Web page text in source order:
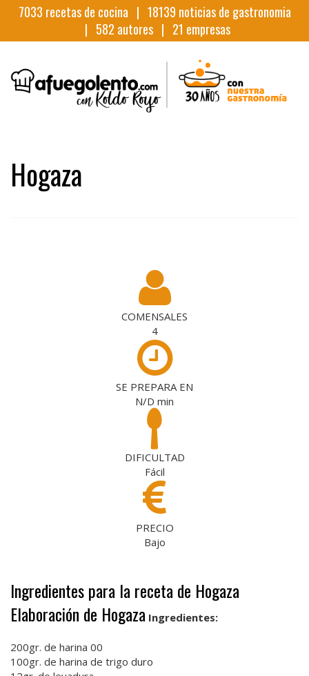
7033 recetas de cocina | 18139 noticias de gastronomia
| 582 autores | 21 empresas
Hogaza
COMENSALES
4
SE PREPARA EN
N/D min
DIFICULTAD
Fácil
PRECIO
Bajo
Ingredientes para la receta de Hogaza
Elaboración de Hogaza Ingredientes:
200gr. de harina 00
100gr. de harina de trigo duro